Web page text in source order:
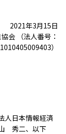
2021年3月15日
会 （法人番号：
1010405009403）
人日本情報経済
秀二、以下